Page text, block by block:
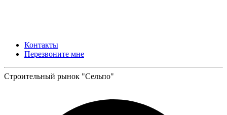
Контакты
Перезвоните мне
Строительный рынок "Сельпо"